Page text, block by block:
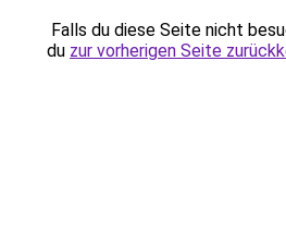
Falls du diese Seite nicht
du zur vorherigen Seite